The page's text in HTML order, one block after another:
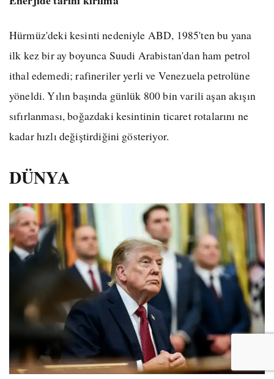
Hürmüz'deki kesinti nedeniyle ABD, 1985'ten bu yana
ilk kez bir ay boyunca Suudi Arabistan'dan ham petrol
ithal edemedi; rafineriler yerli ve Venezuela petrolüne
yöneldi. Yılın başında günlük 800 bin varili aşan akışın
sıfırlanması, boğazdaki kesintinin ticaret rotalarını ne
kadar hızlı değiştirdiğini gösteriyor.
DÜNYA